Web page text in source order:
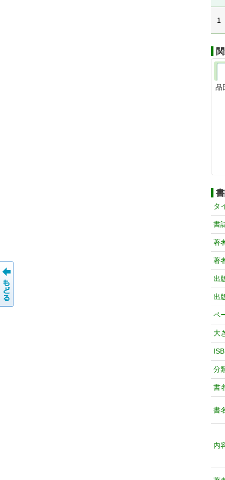
1
品
タ
書
著
著
出
出
ペ
大
分
書
書
内